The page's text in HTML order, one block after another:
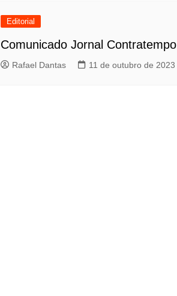
Editorial
Comunicado Jornal Contratempo
Rafael Dantas 11 de outubro de 2023